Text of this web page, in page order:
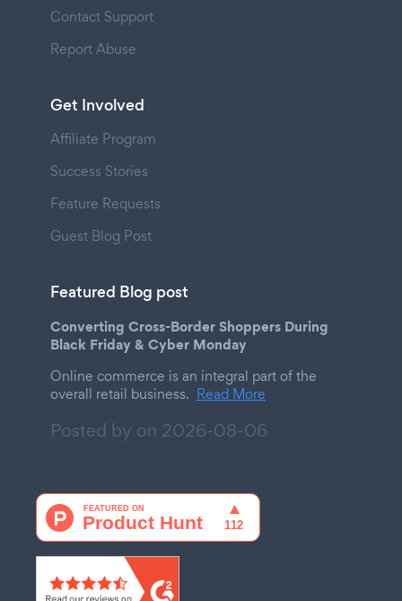
Contact Support
Report Abuse
Get Involved
Affiliate Program
Success Stories
Feature Requests
Guest Blog Post
Featured Blog post
Converting Cross-Border Shoppers During
Black Friday & Cyber Monday
Online commerce is an integral part of the
overall retail business. Read More
Posted by on 2026-08-06